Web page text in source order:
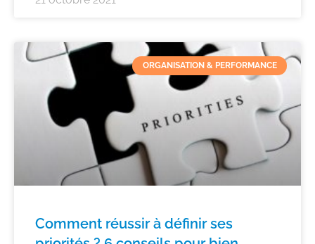
ORGANISATION & PERFORMANCE
Comment réussir à définir ses